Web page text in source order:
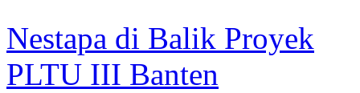
Nestapa di Balik Proyek
PLTU III Banten